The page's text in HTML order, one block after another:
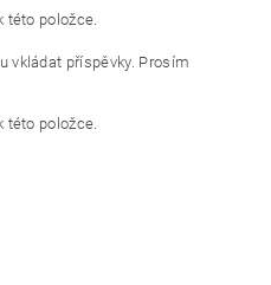
této položce.
vkládat příspěvky. Prosím
této položce.